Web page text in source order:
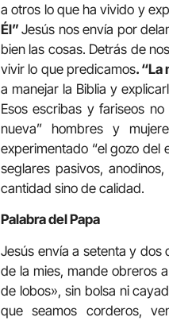
a otros lo que ha vivido y
Él”Jesús nos envía por
bien las cosas. Detrás de
vivir lo que predicamos. “La
a manejar la Biblia y
Esos escribas y fariseos
nueva” hombres y
experimentado “el gozo del
seglares pasivos,
cantidad sino de calidad.
Palabra del Papa
Jesús envía a setenta y dos
de la mies, mande obreros
de lobos», sin bolsa ni
que seamos corderos,